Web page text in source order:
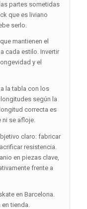
partes sometidas
que es liviano
serlo.
mantienen el
cada estilo. Invertir
y el
la tabla con los
según la
correcta es
ni se afloje.
claro: fabricar
resistencia.
en piezas clave,
frente a
en Barcelona.
tienda.